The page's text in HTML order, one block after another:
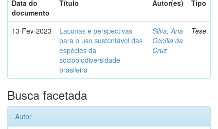
Data do
documento
Título Autor(es) Tipo
13-Fev-2023
Lacunas e perspectivas
para o uso sustentável das
espécies da
sociobiodiversidade
brasileira
Silva, Ana
Cecília da
Cruz
Tese
Busca facetada
Autor